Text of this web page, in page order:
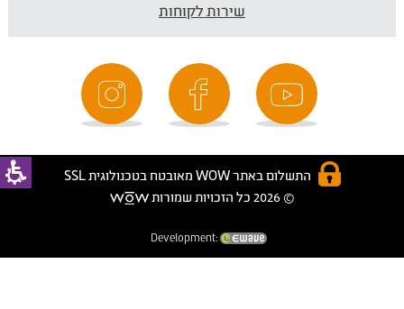
שירות לקוחות
התשלום באתר WOW מאובטח בטכנולוגית SSL
© 2026 כל הזכויות שמורות
Development: